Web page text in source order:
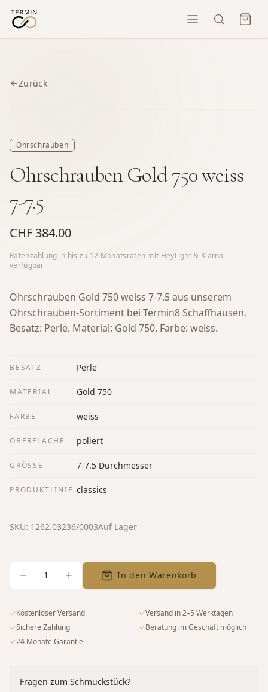
Zurück
Ohrschrauben
Ohrschrauben Gold 750 weiss
7-7.5
CHF 384.00
Ratenzahlung in bis zu 12 Monatsraten mit HeyLight & Klarna
verfügbar
Ohrschrauben Gold 750 weiss 7-7.5 aus unserem
Ohrschrauben-Sortiment bei Termin8 Schaffhausen.
Besatz: Perle. Material: Gold 750. Farbe: weiss.
BESATZ Perle
MATERIAL Gold 750
FARBE weiss
OBERFLÄCHE poliert
GRÖSSE 7-7.5 Durchmesser
PRODUKTLINIE classics
SKU: 1262.03236/0003Auf Lager
1 In den Warenkorb
✓Kostenloser Versand ✓Versand in 2–5 Werktagen
✓Sichere Zahlung ✓Beratung im Geschäft möglich
✓24 Monate Garantie
Fragen zum Schmuckstück?